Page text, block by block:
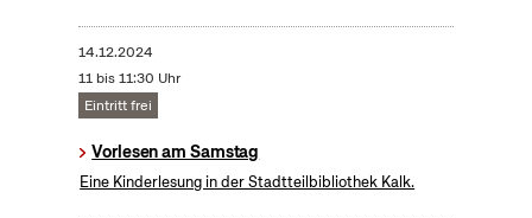
14.12.2024
11 bis 11:30 Uhr
Eintritt frei
Vorlesen am Samstag
Eine Kinderlesung in der Stadtteilbibliothek Kalk.